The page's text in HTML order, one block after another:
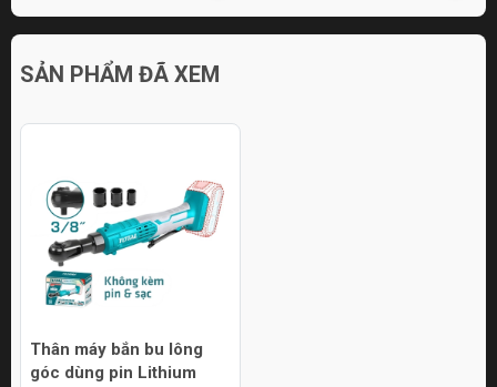
SẢN PHẨM ĐÃ XEM
Thân máy bắn bu lông
góc dùng pin Lithium